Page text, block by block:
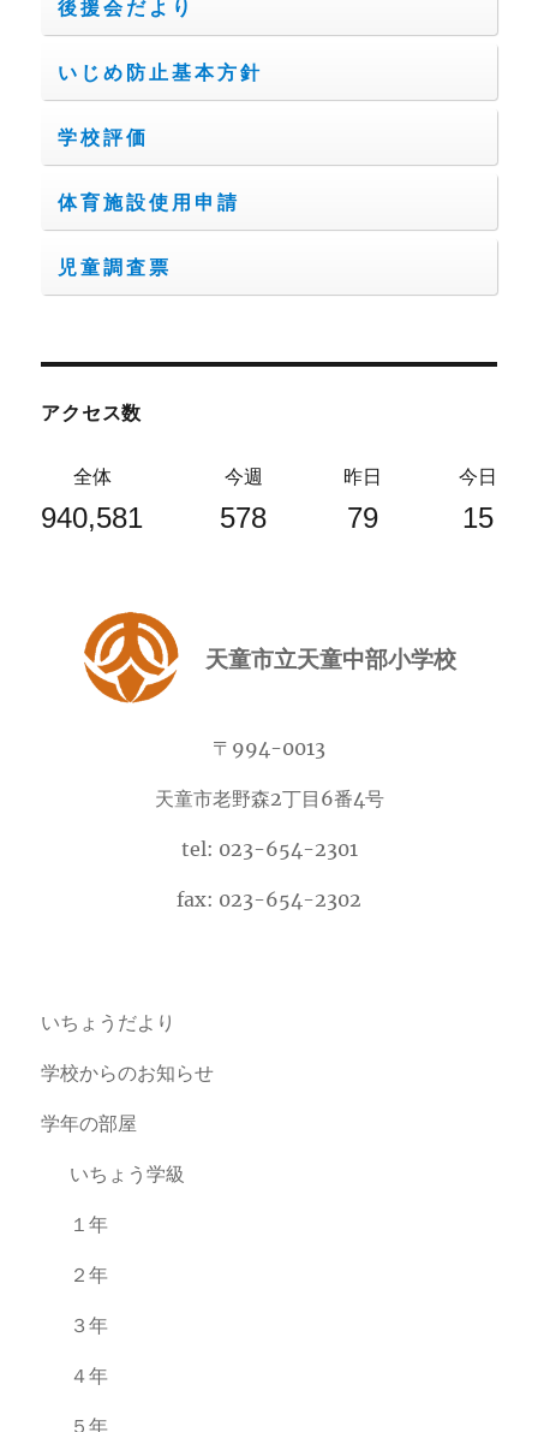
後援会だより
いじめ防止基本方針
学校評価
体育施設使用申請
児童調査票
アクセス数
全体
940,581
今週
578
昨日
79
今日
15
天童市立天童中部小学校
〒994-0013
天童市老野森2丁目6番4号
tel: 023-654-2301
fax: 023-654-2302
いちょうだより
学校からのお知らせ
学年の部屋
いちょう学級
１年
２年
３年
４年
５年